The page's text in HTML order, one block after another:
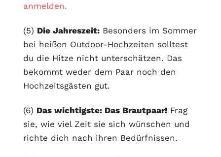
anmelden.
(5) Die Jahreszeit:Besonders im Sommer
bei heißen Outdoor-Hochzeiten solltest
du die Hitze nicht unterschätzen. Das
bekommt weder dem Paar noch den
Hochzeitsgästen gut.
(6) Das wichtigste: Das Brautpaar!Frag
sie, wie viel Zeit sie sich wünschen und
richte dich nach ihren Bedürfnissen.